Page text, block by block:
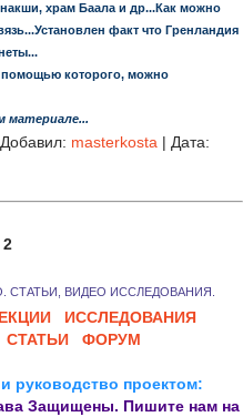
храм Баала и др...Как можно
факт что Гренландия
помощью которого, можно
материале...
Добавил: masterkosta | Дата:
2
СТАТЬИ, ВИДЕО ИССЛЕДОВАНИЯ.
ИССЛЕДОВАНИЯ
СТАТЬИ ФОРУМ
руководство проектом:
Защищены. Пишите нам на